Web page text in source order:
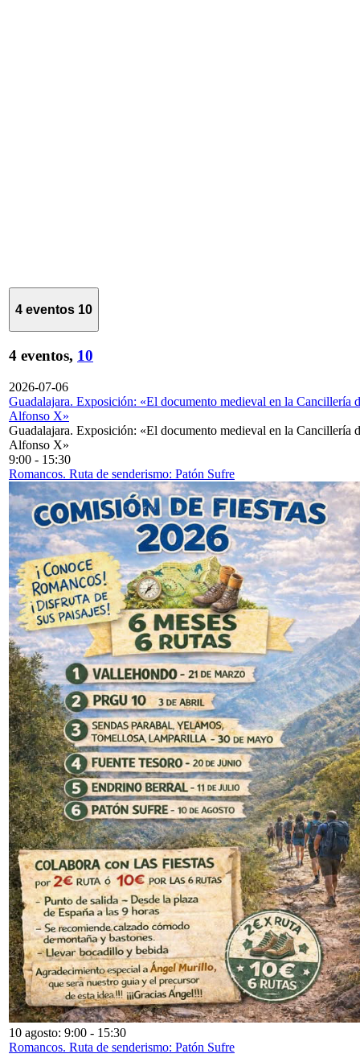
4 eventos 10
4 eventos, 10
2026-07-06
Guadalajara. Exposición: «El documento medieval en la Cancillería
Alfonso X»
Guadalajara. Exposición: «El documento medieval en la Cancillería
Alfonso X»
9:00 - 15:30
Romancos. Ruta de senderismo: Patón Sufre
10 agosto: 9:00 - 15:30
Romancos. Ruta de senderismo: Patón Sufre